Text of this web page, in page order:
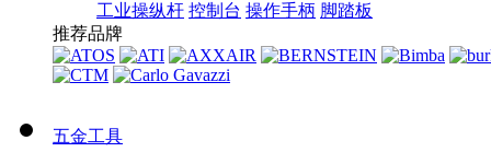
工业操纵杆 控制台 操作手柄 脚踏板
推荐品牌
五金工具